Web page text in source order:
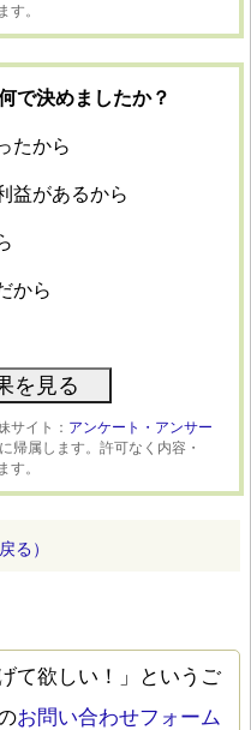
す。
で決めましたか？
たから
益があるから
から
サイト： アンケート・アンサー
帰属します。許可なく内容・
す。
る）
て欲しい！」というご
お問い合わせフォーム